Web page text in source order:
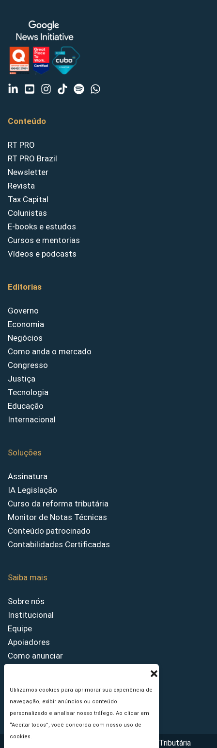
Utilizamos cookies para aprimorar sua experiência de
navegação, exibir anúncios ou conteúdo
personalizado e analisar nosso tráfego. Ao clicar em
“Aceitar todos”, você concorda com nosso uso de
cookies.
Conteúdo
RT PRO
RT PRO Brazil
Newsletter
Revista
Tax Capital
Colunistas
E-books e estudos
Cursos e mentorias
Vídeos e podcasts
Editorias
Governo
Economia
Negócios
Como anda o mercado
Congresso
Justiça
Tecnologia
Educação
Internacional
Soluções
Assinatura
IA Legislação
Curso da reforma tributária
Monitor de Notas Técnicas
Conteúdo patrocinado
Contabilidades Certificadas
Saiba mais
Sobre nós
Institucional
Equipe
Apoiadores
Como anunciar
Princípios Editoriais
Copyright © 2026 - Portal da Reforma Tributária